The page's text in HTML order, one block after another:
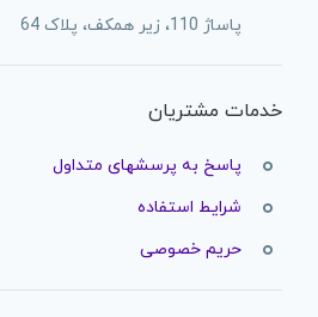
پاساژ 110، زیر همکف، پلاک 64
خدمات مشتریان
پاسخ به پرسشهای متداول
شرایط استفاده
حریم خصوصی